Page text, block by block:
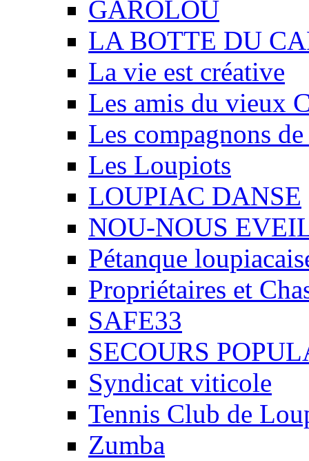
GAROLOU
LA BOTTE DU
La vie est créative
Les amis du vieux
Les compagnons
Les Loupiots
LOUPIAC DANSE
NOU-NOUS
Pétanque
Propriétaires et
SAFE33
SECOURS
Syndicat viticole
Tennis Club de
Zumba